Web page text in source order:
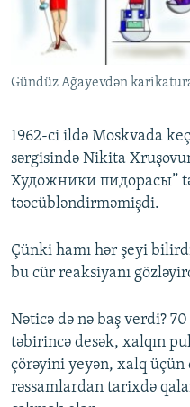
Gündüz Ağayevdən
1962-ci ildə Moskvada
sərgisində Nikita
Художники пидорасы”
təəcübləndirməmişdi.
Çünki hamı hər şeyi
bu cür reaksiyanı
Nəticə də nə baş verdi?
təbirincə desək, xalqın
çörəyini yeyən, xalq üçün
rəssamlardan tarixdə